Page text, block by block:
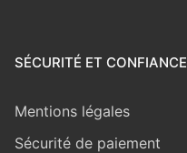
SÉCURITÉ ET CONFIANCE
Mentions légales
Sécurité de paiement